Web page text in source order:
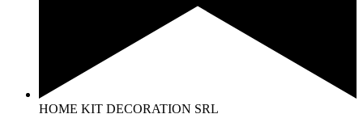
HOME KIT DECORATION SRL